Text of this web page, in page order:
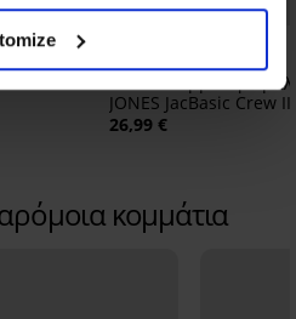
2PACK Βαμβακερό
JONES JacBasic Crew II
26,99 €
κομμάτια